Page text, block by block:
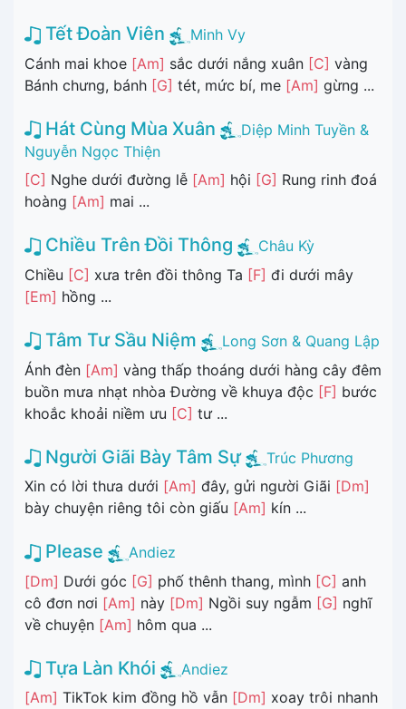
Tết Đoàn Viên
Minh Vy
Cánh mai khoe [Am] sắc dưới nắng xuân [C] vàng
Bánh chưng, bánh [G] tét, mức bí, me [Am] gừng ...
Hát Cùng Mùa Xuân
Diệp Minh Tuyền &
Nguyễn Ngọc Thiện
[C] Nghe dưới đường lễ [Am] hội [G] Rung rinh đoá
hoàng [Am] mai ...
Chiều Trên Đồi Thông
Châu Kỳ
Chiều [C] xưa trên đồi thông Ta [F] đi dưới mây
[Em] hồng ...
Tâm Tư Sầu Niệm
Long Sơn & Quang Lập
Ánh đèn [Am] vàng thấp thoáng dưới hàng cây đêm
buồn mưa nhạt nhòa Đường về khuya độc [F] bước
khoắc khoải niềm ưu [C] tư ...
Người Giãi Bày Tâm Sự
Trúc Phương
Xin có lời thưa dưới [Am] đây, gửi người Giãi [Dm]
bày chuyện riêng tôi còn giấu [Am] kín ...
Please
Andiez
[Dm] Dưới góc [G] phố thênh thang, mình [C] anh
cô đơn nơi [Am] này [Dm] Ngồi suy ngẫm [G] nghĩ
về chuyện [Am] hôm qua ...
Tựa Làn Khói
Andiez
[Am] TikTok kim đồng hồ vẫn [Dm] xoay trôi nhanh